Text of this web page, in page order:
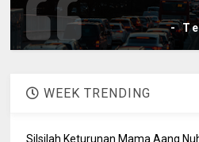
-
WEEK TRENDING
Silsilah Keturunan Mama Aang